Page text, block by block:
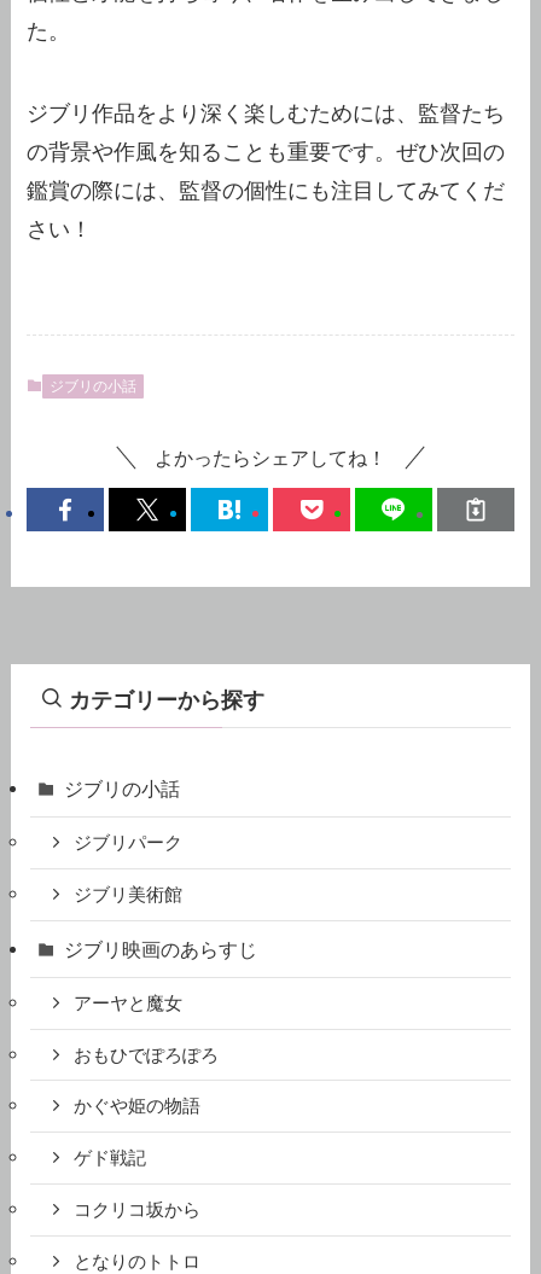
た。
ジブリ作品をより深く楽しむためには、監督たち
の背景や作風を知ることも重要です。ぜひ次回の
鑑賞の際には、監督の個性にも注目してみてくだ
さい！
ジブリの小話
よかったらシェアしてね！
カテゴリーから探す
ジブリの小話
ジブリパーク
ジブリ美術館
ジブリ映画のあらすじ
アーヤと魔女
おもひでぽろぽろ
かぐや姫の物語
ゲド戦記
コクリコ坂から
となりのトトロ